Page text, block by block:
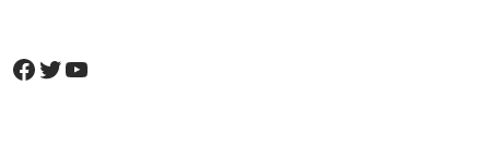
Facebook
Twitter
YouTube